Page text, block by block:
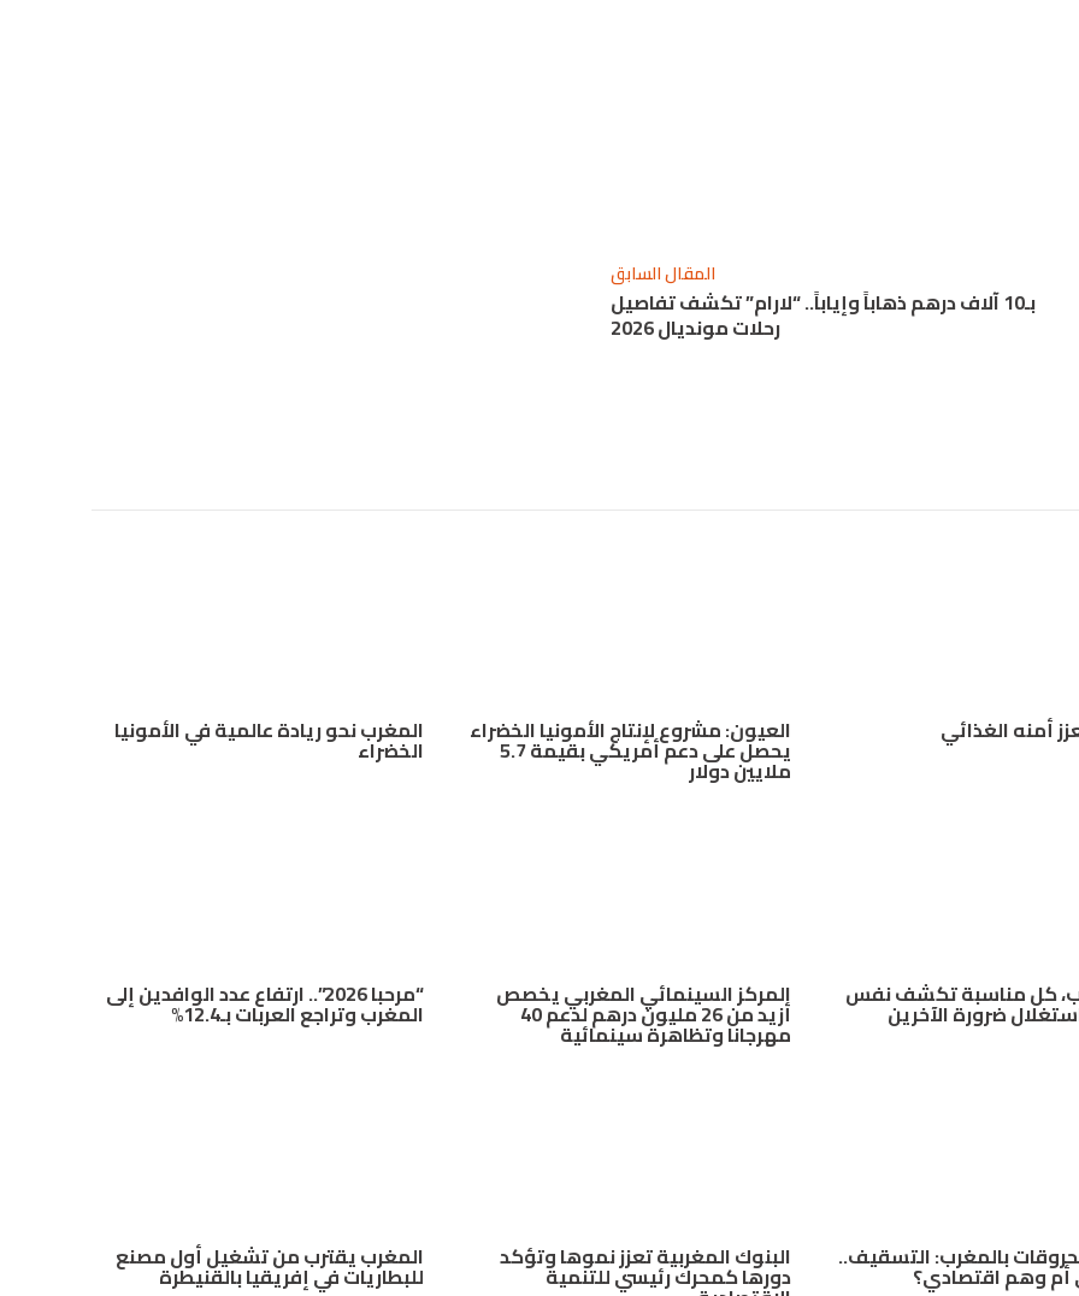
المقال السابق
بـ10 آلاف درهم ذهاباً وإياباً.. “لارام” تكشف تفاصيل
رحلات مونديال 2026
أمنه الغذائي العيون: مشروع لإنتاج الأمونيا الخضراء
يحصل على دعم أمريكي بقيمة 5.7
ملايين دولار
المغرب نحو ريادة عالمية في الأمونيا
الخضراء
كل مناسبة تكشف نفس
ضرورة الآخرين
المركز السينمائي المغربي يخصص
أزيد من 26 مليون درهم لدعم 40
مهرجانا وتظاهرة سينمائية
“مرحبا 2026”.. ارتفاع عدد الوافدين إلى
المغرب وتراجع العربات بـ12.4%
بالمغرب: التسقيف..
وهم اقتصادي؟
البنوك المغربية تعزز نموها وتؤكد
دورها كمحرك رئيسي للتنمية
المغرب يقترب من تشغيل أول مصنع
للبطاريات في إفريقيا بالقنيطرة